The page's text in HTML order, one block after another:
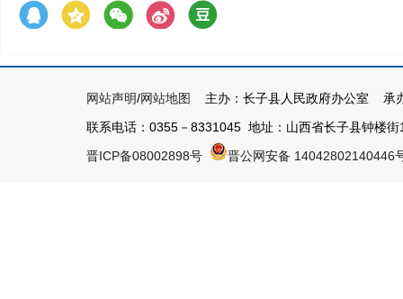
网站声明/网站地图
主办：长子县人民政府办公室 承
联系电话：0355－8331045 地址：山西省长子县钟楼
晋ICP备08002898号
晋公网安备 14042802140446